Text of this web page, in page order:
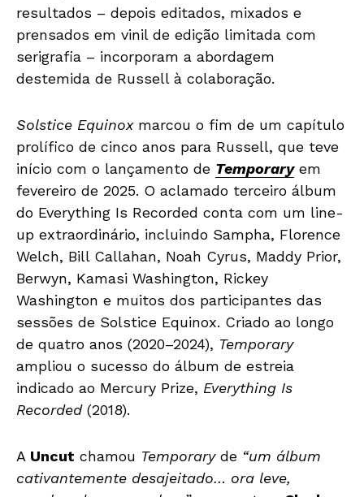
resultados – depois editados, mixados e
prensados em vinil de edição limitada com
serigrafia – incorporam a abordagem
destemida de Russell à colaboração.
Solstice Equinoxmarcou o fim de um capítulo
prolífico de cinco anos para Russell, que teve
início com o lançamento de Temporaryem
fevereiro de 2025. O aclamado terceiro álbum
do Everything Is Recorded conta com um line-
up extraordinário, incluindo Sampha, Florence
Welch, Bill Callahan, Noah Cyrus, Maddy Prior,
Berwyn, Kamasi Washington, Rickey
Washington e muitos dos participantes das
sessões de Solstice Equinox. Criado ao longo
de quatro anos (2020–2024), Temporary
ampliou o sucesso do álbum de estreia
indicado ao Mercury Prize, Everything Is
Recorded(2018).
A Uncut chamou Temporaryde “um álbum
cativantemente desajeitado… ora leve,